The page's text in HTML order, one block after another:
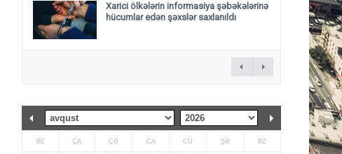
Xarici ölkələrin informasiya şəbəkələrinə
hücumlar edən şəxslər saxlanıldı
BE ÇA ÇƏ CA CÜ ŞƏ BZ